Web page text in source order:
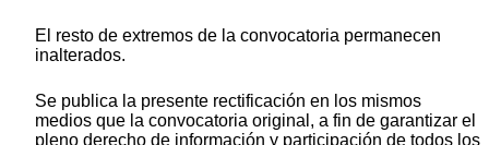
El resto de extremos de la convocatoria permanecen
inalterados.
Se publica la presente rectificación en los mismos
medios que la convocatoria original, a fin de garantizar el
pleno derecho de información y participación de todos los